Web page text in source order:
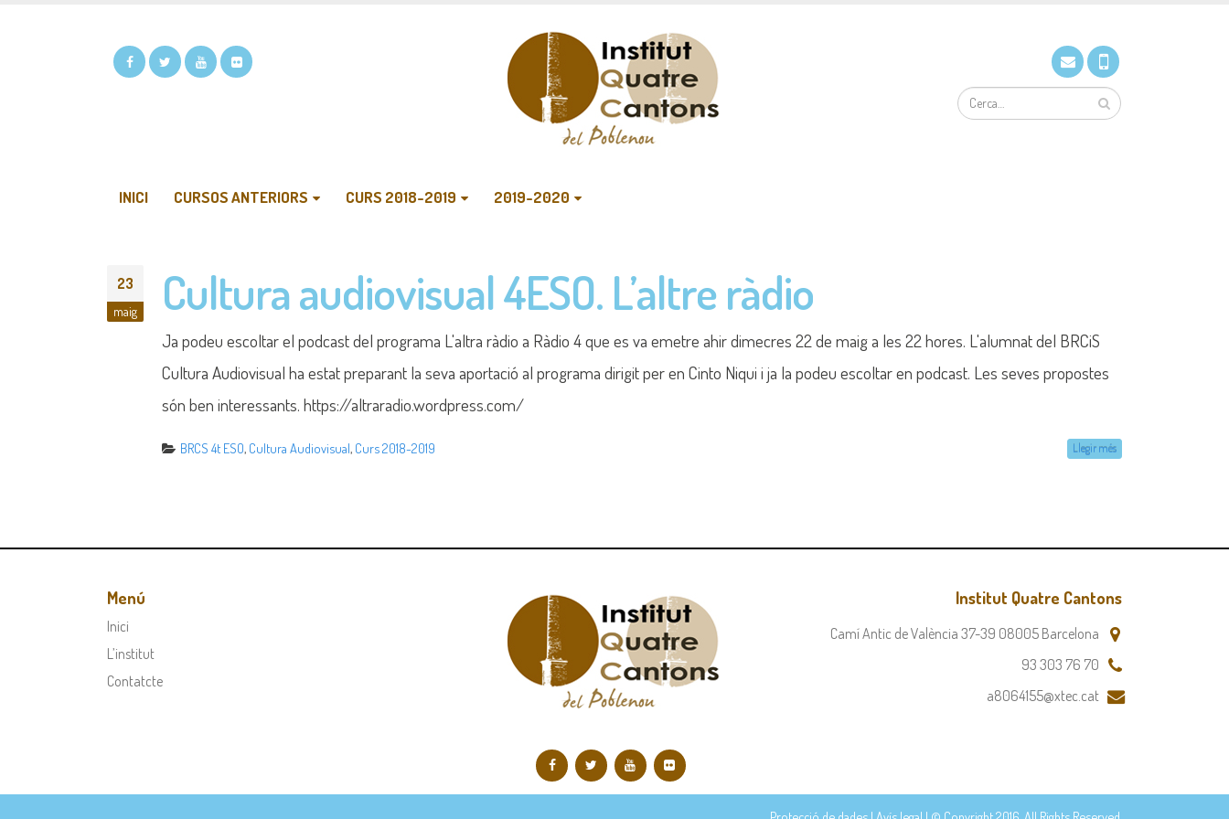
INICI CURSOS ANTERIORS CURS 2018-2019 2019-2020
23
maig Cultura audiovisual 4ESO. L’altre ràdio
Ja podeu escoltar el podcast del programa L'altra ràdio a Ràdio 4 que es va emetre ahir dimecres 22 de maig a les 22 hores. L'alumnat del BRCiS
Cultura Audiovisual ha estat preparant la seva aportació al programa dirigit per en Cinto Niqui i ja la podeu escoltar en podcast. Les seves propostes
són ben interessants. https://altraradio.wordpress.com/
BRCS 4t ESO, Cultura Audiovisual, Curs 2018-2019 Llegir més
Menú
Inici
L’institut
Contatcte
Institut Quatre Cantons
Camí Antic de València 37-39 08005 Barcelona
93 303 76 70
a8064155@xtec.cat